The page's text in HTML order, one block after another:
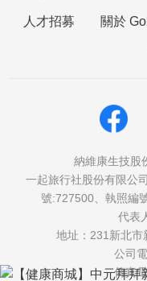
人才招募 關於
納維康生技股
一起旅行社股份有限公
號:727500、執照編
代表
地址：231新北市
公司
傳真